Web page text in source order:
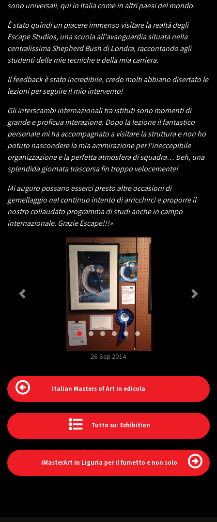
sono universali, qui in Italia come in altri paesi del mondo.
È stato quindi un piacere immenso visitare la realtà degli
Escape Studios, una scuola all'avanguardia situata nella
centralissima Shepherd Bush di Londra, raccontando agli
studenti delle mie tecniche e della mia carriera.
Il feedback è stato incredibile, credo molti abbiano disertato le
lezioni per seguire il mio intervento!
Gli interscambi internazionali tra istituti sono momenti di
grande e proficua interazione. Dopo la lezione il fantastico
personale mi ha accompagnato a visitare la struttura e non ho
potuto nascondere la mia ammirazione per l'ineccepibile
organizzazione e la perfetta atmosfera di squadra… beh, una
splendida giornata trascorsa fin troppo velocemente!
Mi auguro possano esserci presto altre occasioni di
gemellaggio nel continuo intento di arricchirci e proporre il
nostro collaudato programma di studi anche in campo
internazionale. Grazie Escape!!!»
26 Sep 2014
italian Masters of Art in edicola
Tutto su: Exhibition
iMasterArt in Liguria per il fumetto e non solo